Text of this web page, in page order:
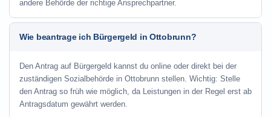
andere Behörde der richtige Ansprechpartner.
Wie beantrage ich Bürgergeld in Ottobrunn?
Den Antrag auf Bürgergeld kannst du online oder direkt bei der
zuständigen Sozialbehörde in Ottobrunn stellen. Wichtig: Stelle
den Antrag so früh wie möglich, da Leistungen in der Regel erst ab
Antragsdatum gewährt werden.